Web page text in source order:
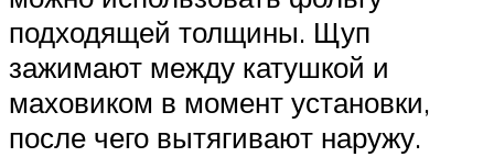
подходящей толщины. Щуп
зажимают между катушкой и
маховиком в момент установки,
после чего вытягивают наружу.